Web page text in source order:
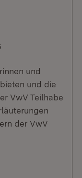
und
und die
VwV Teilhabe
der VwV